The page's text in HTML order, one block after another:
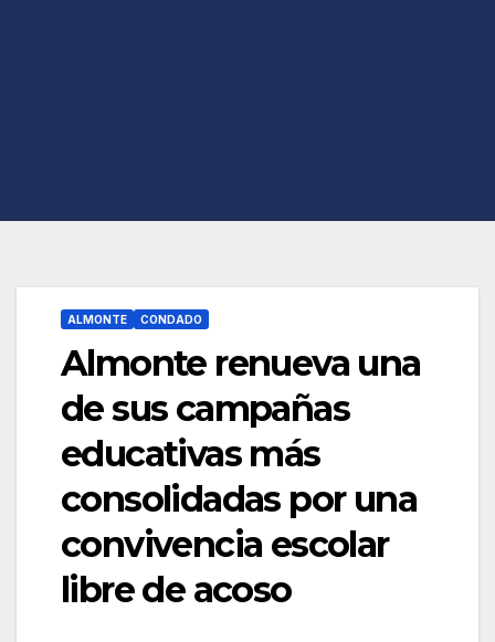
ALMONTE CONDADO
Almonte renueva una
de sus campañas
educativas más
consolidadas por una
convivencia escolar
libre de acoso